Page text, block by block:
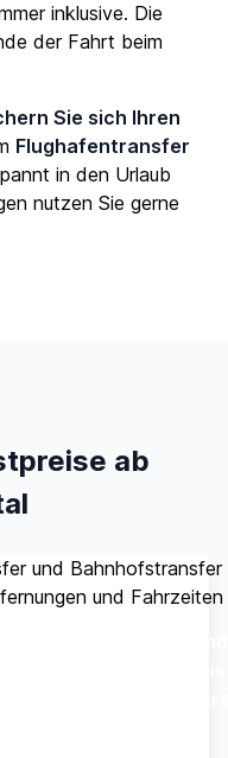
inklusive. Die
der Fahrt beim
Sie sich Ihren
Flughafentransfer
in den Urlaub
nutzen Sie gerne
ab
und
und Fahrzeiten